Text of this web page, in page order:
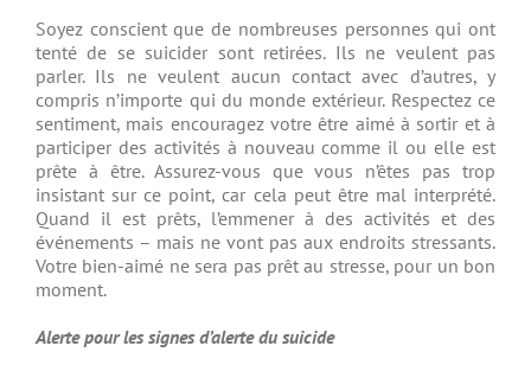
Soyez conscient que de nombreuses personnes qui ont
tenté de se suicider sont retirées. Ils ne veulent pas
parler. Ils ne veulent aucun contact avec d’autres, y
compris n’importe qui du monde extérieur. Respectez ce
sentiment, mais encouragez votre être aimé à sortir et à
participer des activités à nouveau comme il ou elle est
prête à être. Assurez-vous que vous n’êtes pas trop
insistant sur ce point, car cela peut être mal interprété.
Quand il est prêts, l’emmener à des activités et des
événements – mais ne vont pas aux endroits stressants.
Votre bien-aimé ne sera pas prêt au stresse, pour un bon
moment.
Alerte pour les signes d’alerte du suicide